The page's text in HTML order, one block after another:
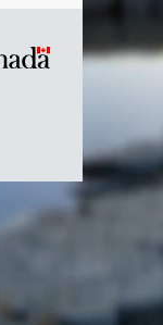
du